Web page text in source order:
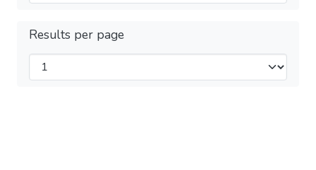
Results per page